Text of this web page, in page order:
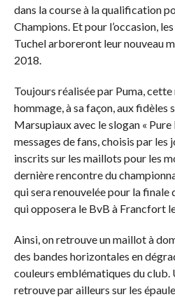
dans la course à la qualification
Champions. Et pour l’occasion,
Tuchel arboreront leur nouveau
2018.
Toujours réalisée par Puma,
hommage, à sa façon, aux fidèles
Marsupiaux avec le slogan «
messages de fans, choisis par les
inscrits sur les maillots pour les
dernière rencontre du
qui sera renouvelée pour la finale
qui opposera le BvB à Francfort
Ainsi, on retrouve un maillot à
des bandes horizontales en
couleurs emblématiques du club.
retrouve par ailleurs sur les